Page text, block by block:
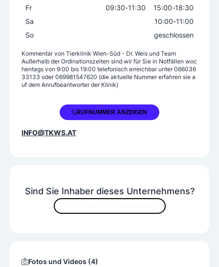
Tierkennzeichnung
Spezielle Angebote
Hausbesuche/Tierabholung
Praxisausstattung
Hausapotheke
Sind Sie Inhaber dieses Unternehmens?
Fotos und Videos (4)
Fr
09:30-11:30 15:00-18:30
Sa
10:00-11:00
So
geschlossen
Kommentar von Tierklinik Wien-Süd - Dr. Weis und Team
Außerhalb der Ordinationszeiten sind wir für Sie in Notfällen woc
hentags von 9:00 bis 19:00 telefonisch erreichbar unter 066036
33133 oder 069981547620 (die aktuelle Nummer erfahren sie a
uf dem Anrufbeantworter der Klinik)
+43 2236 33133RUFNUMMER ANZEIGEN
INFO@TKWS.AT